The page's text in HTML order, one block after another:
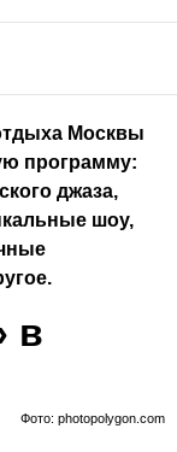
Москвы
программу:
джаза,
шоу,
в
Фото: photopolygon.com